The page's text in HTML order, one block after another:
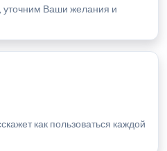
уточним Ваши желания и
как пользоваться каждой